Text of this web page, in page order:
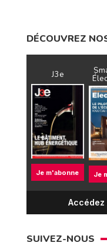
DÉCOUVREZ
J3e
Je m'abonne Je
Accédez
SUIVEZ-NOUS